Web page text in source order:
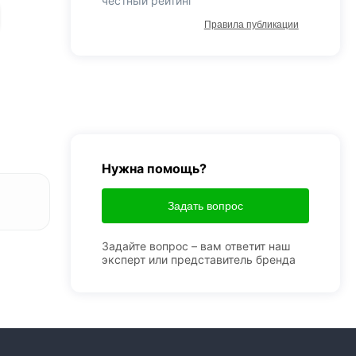
Правила публикации
Нужна помощь?
Задать вопрос
Задайте вопрос – вам ответит наш
эксперт или представитель бренда